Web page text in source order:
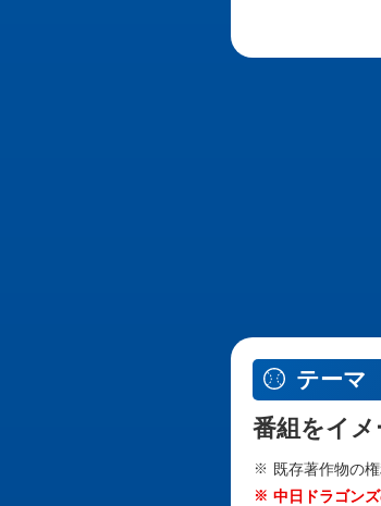
テーマ
番組をイ
既存著作物の
中日ドラゴン